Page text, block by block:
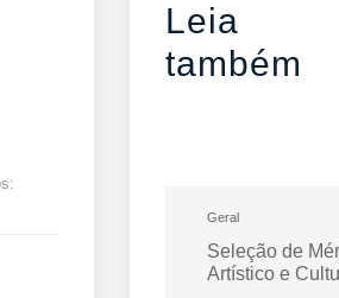
Leia
também
Geral
Seleção de
Artístico e